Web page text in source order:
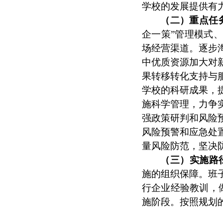
学校的发展提供有
（二）重点任
企一策”管理模式
场经营渠道。逐步
中优质资源加大对
果转移转化支持与
学校的科研成果，
施科学管理，力争
强政策研判和风险
风险预警和应急处
量风险防范，坚决
（三）实施路
施的组织保障。班
行企业经验教训，
施阶段。按照规划